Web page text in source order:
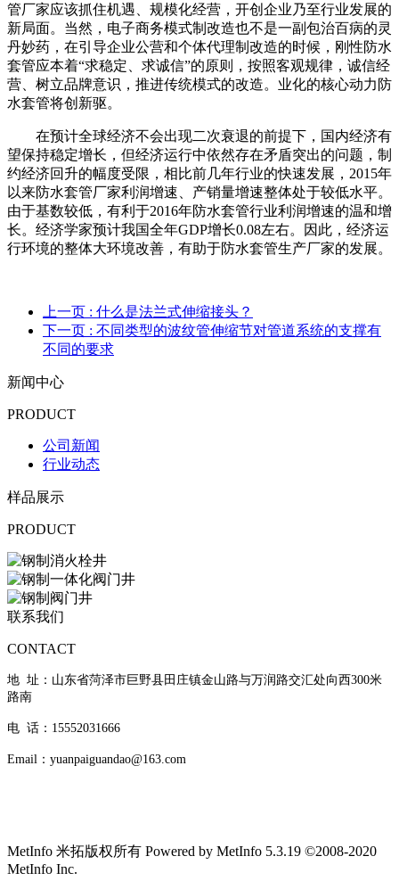
管厂家应该抓住机遇、规模化经营，开创企业乃至行业发展的
新局面。当然，电子商务模式制改造也不是一副包治百病的灵
丹妙药，在引导企业公营和个体代理制改造的时候，刚性防水
套管应本着“求稳定、求诚信”的原则，按照客观规律，诚信经
营、树立品牌意识，推进传统模式的改造。业化的核心动力防
水套管将创新驱。
在预计全球经济不会出现二次衰退的前提下，国内经济有
望保持稳定增长，但经济运行中依然存在矛盾突出的问题，制
约经济回升的幅度受限，相比前几年行业的快速发展，2015年
以来防水套管厂家利润增速、产销量增速整体处于较低水平。
由于基数较低，有利于2016年防水套管行业利润增速的温和增
长。经济学家预计我国全年GDP增长0.08左右。因此，经济运
行环境的整体大环境改善，有助于防水套管生产厂家的发展。
上一页 : 什么是法兰式伸缩接头？
下一页 : 不同类型的波纹管伸缩节对管道系统的支撑有
不同的要求
新闻中心
PRODUCT
公司新闻
行业动态
样品展示
PRODUCT
联系我们
CONTACT
地 址：山东省菏泽市巨野县田庄镇金山路与万润路交汇处向西300米
路南
电 话：15552031666
Email：yuanpaiguandao@163.com
MetInfo 米拓版权所有 Powered by MetInfo 5.3.19 ©2008-2020
MetInfo Inc.